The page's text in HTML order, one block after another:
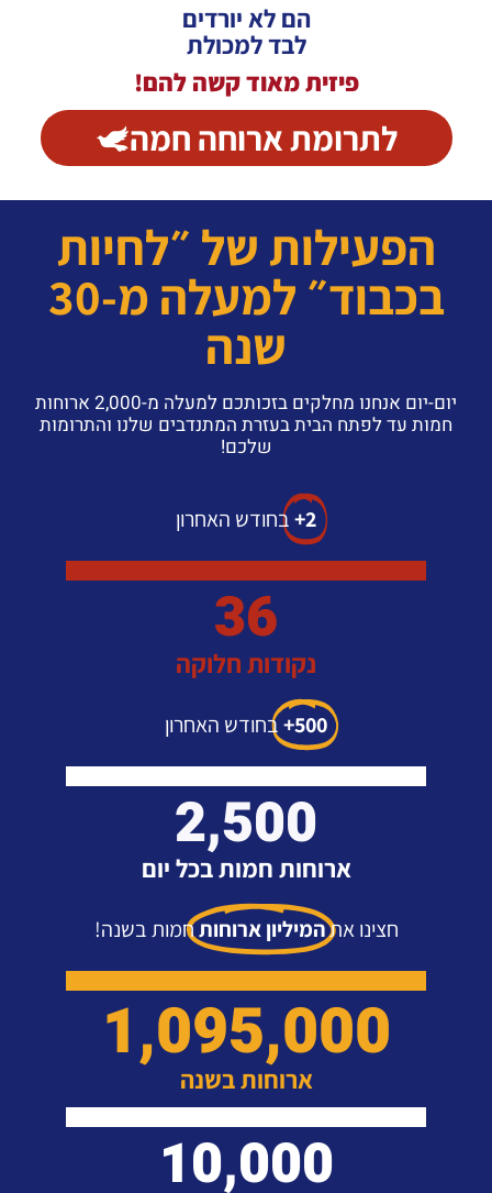
הם לא יורדים
לבד למכולת
פיזית מאוד קשה להם!
לתרומת ארוחה חמה
הפעילות של ״לחיות
בכבוד״ למעלה מ-30
שנה
יום-יום אנחנו מחלקים בזכותכם למעלה מ-2,000 ארוחות
חמות עד לפתח הבית בעזרת המתנדבים שלנו והתרומות
שלכם!
2+ בחודש האחרון
נקודות חלוקה
36
500+ בחודש האחרון
ארוחות חמות בכל יום
2,500
חצינו אתהמיליון ארוחותחמות בשנה!
ארוחות בשנה
1,095,000
10,000